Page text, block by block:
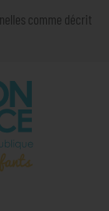
comme décrit